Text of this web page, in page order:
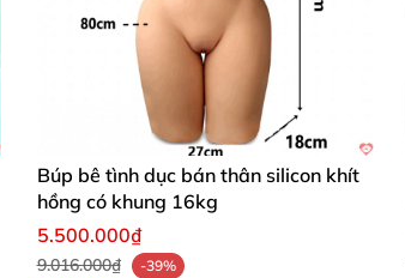
Búp bê tình dục bán thân silicon khít
hồng có khung 16kg
5.500.000₫
9.016.000₫
-39%